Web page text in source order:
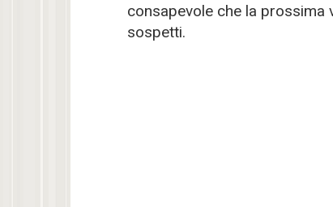
consapevole che la
sospetti.